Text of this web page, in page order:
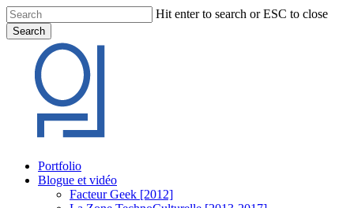
Skip
to
main
content
Hit enter to search or ESC to close
Search
Search
Menu
Portfolio
Blogue et vidéo
Facteur Geek [2012]